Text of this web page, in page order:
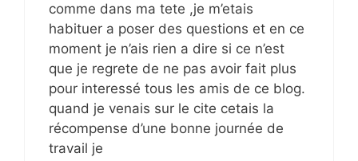
comme dans ma tete ,je m’etais
habituer a poser des questions et en ce
moment je n’ais rien a dire si ce n’est
que je regrete de ne pas avoir fait plus
pour interessé tous les amis de ce blog.
quand je venais sur le cite cetais la
récompense d’une bonne journée de
travail je